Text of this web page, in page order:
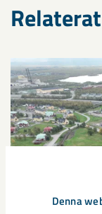
Denna